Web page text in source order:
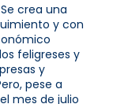
crea una
y con
feligreses y
y
pese a
mes de julio